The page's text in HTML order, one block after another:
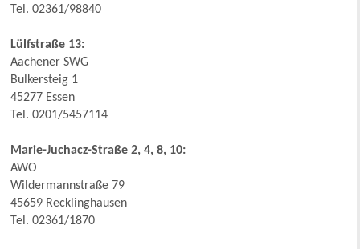
Tel. 02361/98840
Lülfstraße 13:
Aachener SWG
Bulkersteig 1
45277 Essen
Tel. 0201/5457114
Marie-Juchacz-Straße 2, 4, 8, 10:
AWO
Wildermannstraße 79
45659 Recklinghausen
Tel. 02361/1870